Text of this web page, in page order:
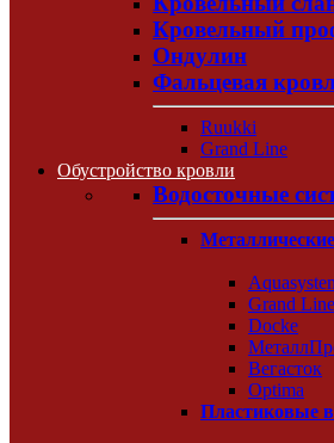
Кровельный
Ондулин
Фальцевая
Ruukki
Grand Line
Обустройство кровли
Водосточные
Grand Line
Docke
Вегасток
Optima
Пластиковые